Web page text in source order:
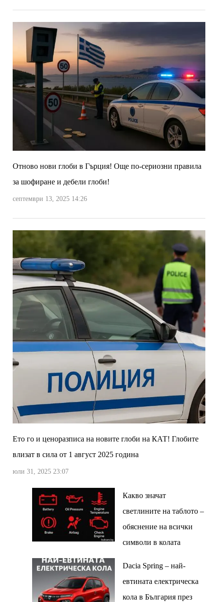
Отново нови глоби в Гърция! Още по-сериозни правила
за шофиране и дебели глоби!
септември 13, 2025 14:26
Ето го и ценоразписа на новите глоби на КАТ! Глобите
влизат в сила от 1 август 2025 година
юли 31, 2025 23:07
Какво значат
светлините на таблото –
обяснение на всички
символи в колата
Dacia Spring – най-
евтината електрическа
кола в България през